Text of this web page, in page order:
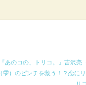
『あのコの、トリコ。』吉沢
（雫）のピンチを救う！？恋に